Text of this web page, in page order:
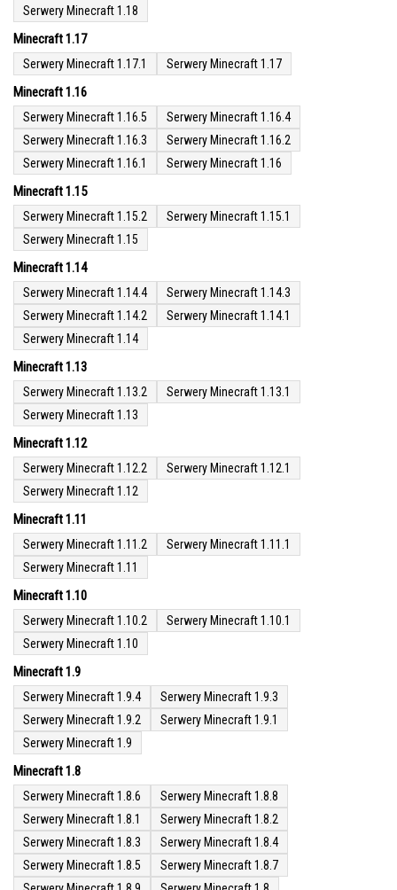
Serwery Minecraft 1.18
Minecraft 1.17
Serwery Minecraft 1.17.1 Serwery Minecraft 1.17
Minecraft 1.16
Serwery Minecraft 1.16.5
Serwery Minecraft 1.16.4
Serwery Minecraft 1.16.3
Serwery Minecraft 1.16.2
Serwery Minecraft 1.16.1
Serwery Minecraft 1.16
Minecraft 1.15
Serwery Minecraft 1.15.2
Serwery Minecraft 1.15.1
Serwery Minecraft 1.15
Minecraft 1.14
Serwery Minecraft 1.14.4
Serwery Minecraft 1.14.3
Serwery Minecraft 1.14.2
Serwery Minecraft 1.14.1
Serwery Minecraft 1.14
Minecraft 1.13
Serwery Minecraft 1.13.2
Serwery Minecraft 1.13.1
Serwery Minecraft 1.13
Minecraft 1.12
Serwery Minecraft 1.12.2
Serwery Minecraft 1.12.1
Serwery Minecraft 1.12
Minecraft 1.11
Serwery Minecraft 1.11.2
Serwery Minecraft 1.11.1
Serwery Minecraft 1.11
Minecraft 1.10
Serwery Minecraft 1.10.2
Serwery Minecraft 1.10.1
Serwery Minecraft 1.10
Minecraft 1.9
Serwery Minecraft 1.9.4
Serwery Minecraft 1.9.3
Serwery Minecraft 1.9.2
Serwery Minecraft 1.9.1
Serwery Minecraft 1.9
Minecraft 1.8
Serwery Minecraft 1.8.6
Serwery Minecraft 1.8.8
Serwery Minecraft 1.8.1
Serwery Minecraft 1.8.2
Serwery Minecraft 1.8.3
Serwery Minecraft 1.8.4
Serwery Minecraft 1.8.5
Serwery Minecraft 1.8.7